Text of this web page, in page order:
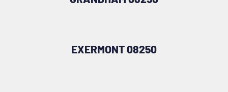
EXERMONT 08250